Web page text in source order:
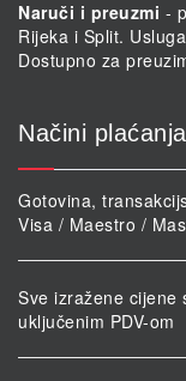
Naruči i preuzmi -
Rijeka i Split.
Dostupno za
Načini plaćanja
Gotovina,
Visa / Maestro /
Sve izražene cijene
uključenim PDV-om